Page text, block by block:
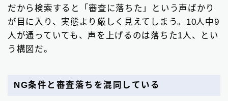
だから検索すると「審査に落ちた」という声ばかり
が目に入り、実態より厳しく見えてしまう。10人中9
人が通っていても、声を上げるのは落ちた1人、とい
う構図だ。
NG条件と審査落ちを混同している